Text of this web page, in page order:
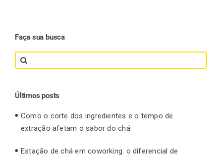
Faça sua busca
Search
for:
Últimos posts
Como o corte dos ingredientes e o tempo de
extração afetam o sabor do chá
Estação de chá em coworking: o diferencial de